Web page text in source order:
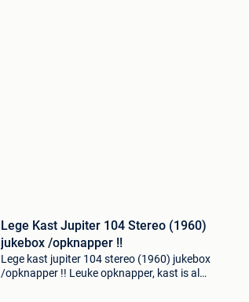
Lege Kast Jupiter 104 Stereo (1960)
jukebox /opknapper !!
Lege kast jupiter 104 stereo (1960) jukebox
/opknapper !! Leuke opknapper, kast is al